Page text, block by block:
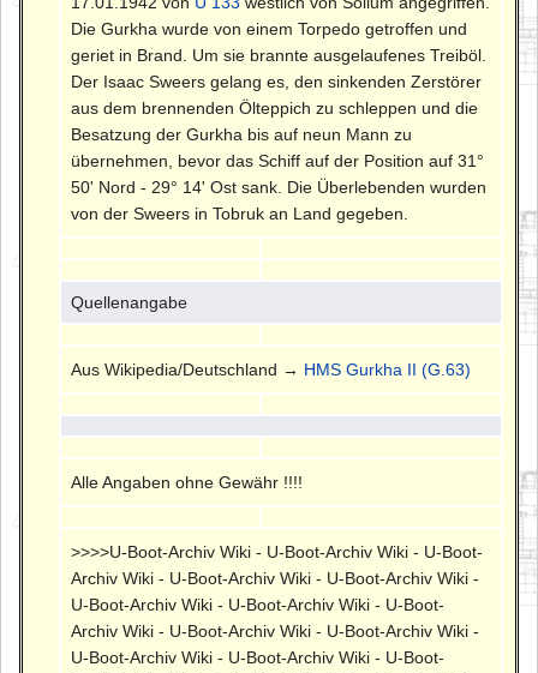
Die Gurkha wurde von einem Torpedo getroffen und
geriet in Brand. Um sie brannte ausgelaufenes Treiböl.
Der Isaac Sweers gelang es, den sinkenden Zerstörer
aus dem brennenden Ölteppich zu schleppen und die
Besatzung der Gurkha bis auf neun Mann zu
übernehmen, bevor das Schiff auf der Position auf 31°
50' Nord - 29° 14' Ost sank. Die Überlebenden wurden
von der Sweers in Tobruk an Land gegeben.
Quellenangabe
Aus Wikipedia/Deutschland → HMS Gurkha II (G.63)
Alle Angaben ohne Gewähr !!!!
>>>>U-Boot-Archiv Wiki - U-Boot-Archiv Wiki - U-Boot-
Archiv Wiki - U-Boot-Archiv Wiki - U-Boot-Archiv Wiki -
U-Boot-Archiv Wiki - U-Boot-Archiv Wiki - U-Boot-
Archiv Wiki - U-Boot-Archiv Wiki - U-Boot-Archiv Wiki -
U-Boot-Archiv Wiki - U-Boot-Archiv Wiki - U-Boot-